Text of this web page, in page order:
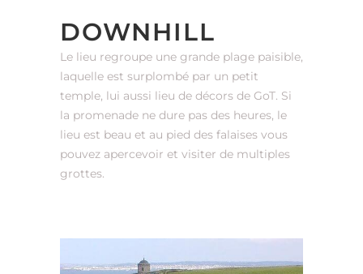
DOWNHILL
Le lieu regroupe une grande plage paisible,
laquelle est surplombé par un petit
temple, lui aussi lieu de décors de GoT. Si
la promenade ne dure pas des heures, le
lieu est beau et au pied des falaises vous
pouvez apercevoir et visiter de multiples
grottes.